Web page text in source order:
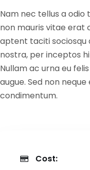
Nam nec tellus a odio
non mauris vitae erat
aptent taciti
nostra, per inceptos
Nullam ac urna eu
augue. Sed non
condimentum.
Cost: